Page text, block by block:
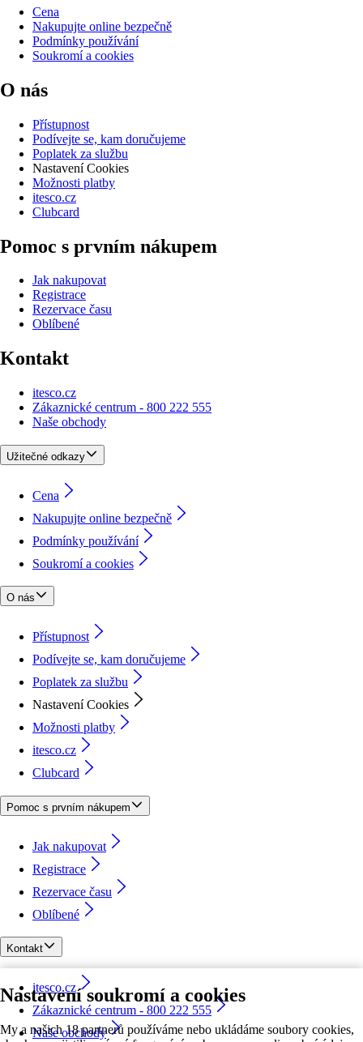
Nastavení soukromí a cookies
My a našich 18 partnerů používáme nebo ukládáme soubory cookies,
Cena
Nakupujte online bezpečně
Podmínky používání
Soukromí a cookies
O nás
Přístupnost
Podívejte se, kam doručujeme
Poplatek za službu
Nastavení Cookies
Možnosti platby
itesco.cz
Clubcard
Pomoc s prvním nákupem
Jak nakupovat
Registrace
Rezervace času
Oblíbené
Kontakt
itesco.cz
Zákaznické centrum - 800 222 555
Naše obchody
Užitečné odkazy
Cena
Nakupujte online bezpečně
Podmínky používání
Soukromí a cookies
O nás
Přístupnost
Podívejte se, kam doručujeme
Poplatek za službu
Nastavení Cookies
Možnosti platby
itesco.cz
Clubcard
Pomoc s prvním nákupem
Jak nakupovat
Registrace
Rezervace času
Oblíbené
Kontakt
itesco.cz
Zákaznické centrum - 800 222 555
Naše obchody